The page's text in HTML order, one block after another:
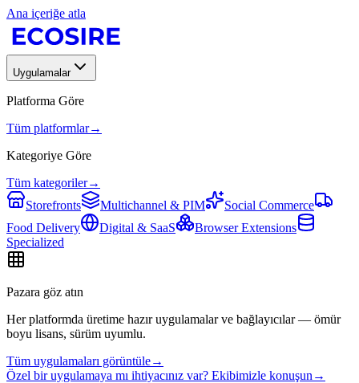
Ana içeriğe atla
Uygulamalar
Platforma Göre
Tüm platformlar→
Kategoriye Göre
Tüm kategoriler→
Storefronts
Multichannel & PIM
Social Commerce
Food Delivery
Digital & SaaS
Browser Extensions
Specialized
Pazara göz atın
Her platformda üretime hazır uygulamalar ve bağlayıcılar — ömür
boyu lisans, sürüm uyumlu.
Tüm uygulamaları görüntüle→
Özel bir uygulamaya mı ihtiyacınız var? Ekibimizle konuşun →